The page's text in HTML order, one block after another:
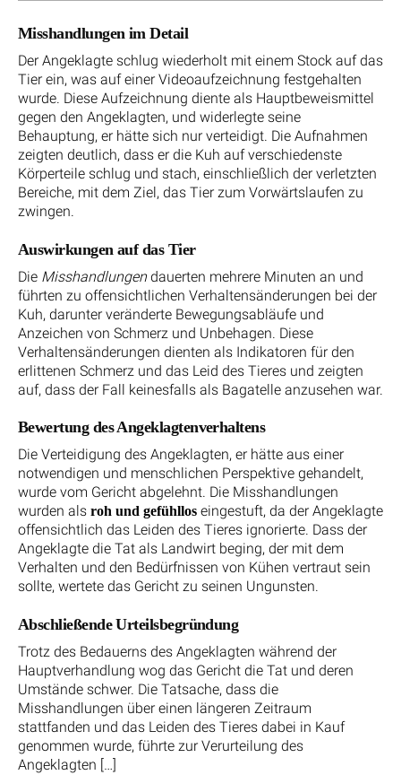
Misshandlungen im Detail
Der Angeklagte schlug wiederholt mit einem Stock auf das
Tier ein, was auf einer Videoaufzeichnung festgehalten
wurde. Diese Aufzeichnung diente als Hauptbeweismittel
gegen den Angeklagten, und widerlegte seine
Behauptung, er hätte sich nur verteidigt. Die Aufnahmen
zeigten deutlich, dass er die Kuh auf verschiedenste
Körperteile schlug und stach, einschließlich der verletzten
Bereiche, mit dem Ziel, das Tier zum Vorwärtslaufen zu
zwingen.
Auswirkungen auf das Tier
Die Misshandlungendauerten mehrere Minuten an und
führten zu offensichtlichen Verhaltensänderungen bei der
Kuh, darunter veränderte Bewegungsabläufe und
Anzeichen von Schmerz und Unbehagen. Diese
Verhaltensänderungen dienten als Indikatoren für den
erlittenen Schmerz und das Leid des Tieres und zeigten
auf, dass der Fall keinesfalls als Bagatelle anzusehen war.
Bewertung des Angeklagtenverhaltens
Die Verteidigung des Angeklagten, er hätte aus einer
notwendigen und menschlichen Perspektive gehandelt,
wurde vom Gericht abgelehnt. Die Misshandlungen
wurden als roh und gefühllos eingestuft, da der Angeklagte
offensichtlich das Leiden des Tieres ignorierte. Dass der
Angeklagte die Tat als Landwirt beging, der mit dem
Verhalten und den Bedürfnissen von Kühen vertraut sein
sollte, wertete das Gericht zu seinen Ungunsten.
Abschließende Urteilsbegründung
Trotz des Bedauerns des Angeklagten während der
Hauptverhandlung wog das Gericht die Tat und deren
Umstände schwer. Die Tatsache, dass die
Misshandlungen über einen längeren Zeitraum
stattfanden und das Leiden des Tieres dabei in Kauf
genommen wurde, führte zur Verurteilung des
Angeklagten […]